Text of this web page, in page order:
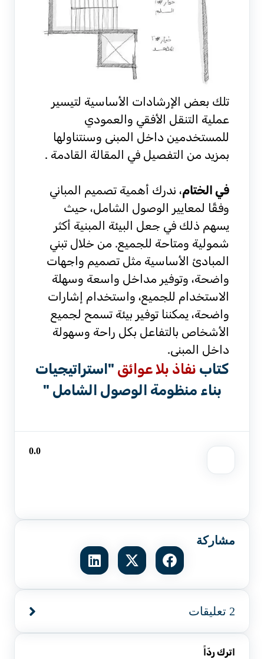
تلك بعض الإرشادات الأساسية لتيسير
عملية التنقل الأفقي والعمودي
للمستخدمين داخل المبنى وسنتناولها
بمزيد من التفصيل في المقالة القادمة .
في الختام، ندرك أهمية تصميم المباني
وفقًا لمعايير الوصول الشامل، حيث
يسهم ذلك في جعل البيئة المبنية أكثر
شمولية ومتاحة للجميع. من خلال تبني
المبادئ الأساسية مثل تصميم واجهات
واضحة، وتوفير مداخل واسعة وسهلة
الاستخدام للجميع، واستخدام إشارات
واضحة، يمكننا توفير بيئة تسمح لجميع
الأشخاص بالتفاعل بكل راحة وسهولة
داخل المبنى.
كتاب نفاذ بلا عوائق "استراتيجيات
بناء منظومة الوصول الشامل "
0.0
مشاركة
2 تعليقات
اترك ردّاً